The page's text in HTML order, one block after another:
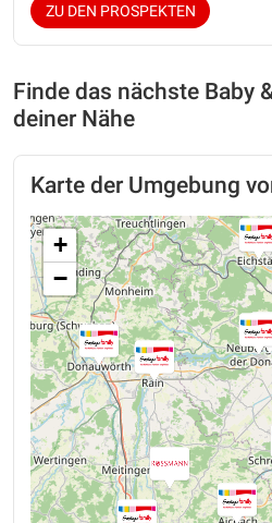
ZU DEN PROSPEKTEN
Finde das nächste Baby
deiner Nähe
Karte der Umgebung
+
−